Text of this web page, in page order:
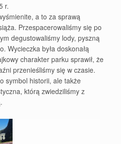
r.
a to za sprawą
Przespacerowaliśmy się po
degustowaliśmy lody, pyszną
Wycieczka była doskonałą
charakter parku sprawił, że
przenieśliśmy się w czasie.
symbol historii, ale także
którą zwiedziliśmy z